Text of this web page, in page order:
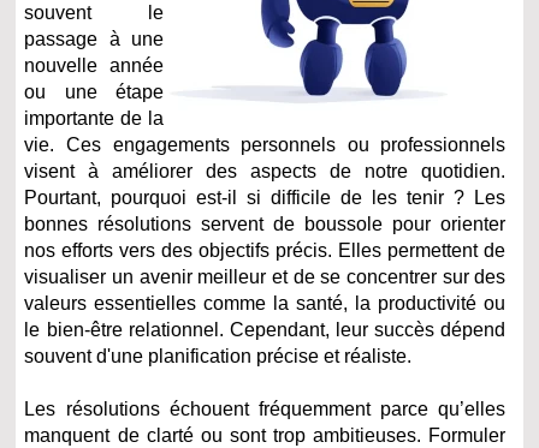
souvent le
passage à une
nouvelle année
ou une étape
importante de la
vie. Ces engagements personnels ou professionnels
visent à améliorer des aspects de notre quotidien.
Pourtant, pourquoi est-il si difficile de les tenir ? Les
bonnes résolutions servent de boussole pour orienter
nos efforts vers des objectifs précis. Elles permettent de
visualiser un avenir meilleur et de se concentrer sur des
valeurs essentielles comme la santé, la productivité ou
le bien-être relationnel. Cependant, leur succès dépend
souvent d'une planification précise et réaliste.
Les résolutions échouent fréquemment parce qu’elles
manquent de clarté ou sont trop ambitieuses. Formuler